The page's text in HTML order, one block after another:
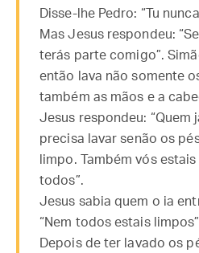
Disse-lhe Pedro: “Tu
Mas Jesus respondeu:
terás parte comigo”.
então lava não somente
também as mãos e a
Jesus respondeu: “Quem
precisa lavar senão os
limpo. Também vós
todos”.
Jesus sabia quem o ia
“Nem todos estais
Depois de ter lavado os